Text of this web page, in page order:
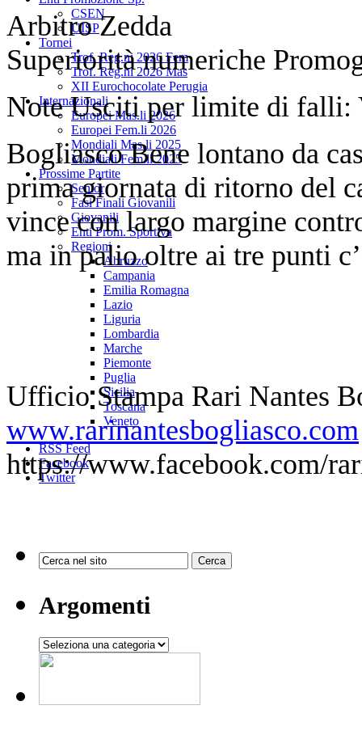
CSEN
UISP
Tornei
Trof. Reg.ni 2026 Fem
Trof. Reg.ni 2026 Mas
XII Eurochocolate Perugia
Internazionali
Europei Mas.li 2026
Europei Fem.li 2026
Mondiali Mas.li 2025
Mondiali Fem.li 2025
Prossime Partite
Senior
Fasi Finali Giovanili
Giovanili
Enti Prom. Sportiva
Regioni
Abruzzo
Campania
Emilia Romagna
Lazio
Liguria
Lombardia
Marche
Piemonte
Puglia
Sicilia
Toscana
Veneto
RSS Feed
Facebook
Twitter
Arbitro Zedda
Superiorità numeriche
Note Usciti per limite di falli:
Bogliasco Bene lontano da
prima giornata di ritorno del
vince con largo margine
ma in palio oltre ai tre punti
Ufficio Stampa Rari Nantes
www.rarinantesbogliasco.com
https://www.facebook.com/
Argomenti
Argomenti